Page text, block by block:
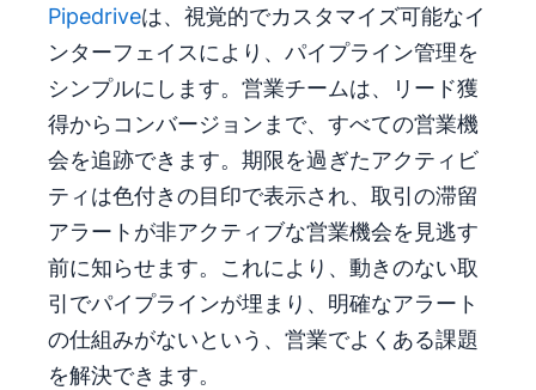
Pipedriveは、視覚的でカスタマイズ可能なイ
ンターフェイスにより、パイプライン管理を
シンプルにします。営業チームは、リード獲
得からコンバージョンまで、すべての営業機
会を追跡できます。期限を過ぎたアクティビ
ティは色付きの目印で表示され、取引の滞留
アラートが非アクティブな営業機会を見逃す
前に知らせます。これにより、動きのない取
引でパイプラインが埋まり、明確なアラート
の仕組みがないという、営業でよくある課題
を解決できます。